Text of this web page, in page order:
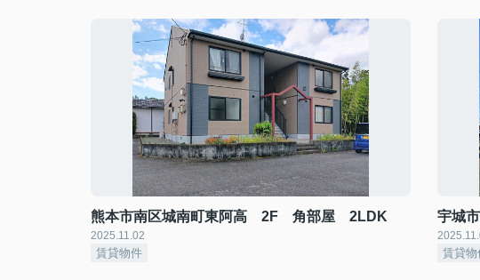
熊本市南区城南町東阿高 2F 角部屋 2LDK
2025.11.02
賃貸物件
宇城
賃貸物